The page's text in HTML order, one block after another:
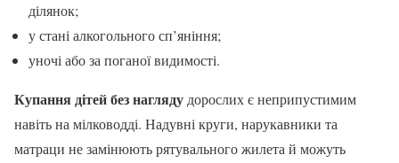
ділянок;
у стані алкогольного сп’яніння;
уночі або за поганої видимості.
Купання дітей без нагляду дорослих є неприпустимим
навіть на мілководді. Надувні круги, нарукавники та
матраци не замінюють рятувального жилета й можуть